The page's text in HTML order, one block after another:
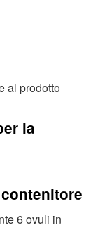
al prodotto
la
6 ovuli in